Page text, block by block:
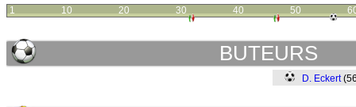
1 10 20 30 40 50
BUTEURS
D. Eckert